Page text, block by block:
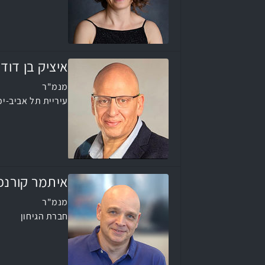
איציק בן דוד
מנמ"ר
עיריית תל אביב-
איתמר
מנמ"ר
חברת הגיחון